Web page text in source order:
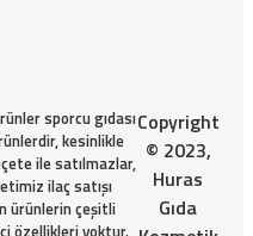
sporcu gıdası
kesinlikle
ile satılmazlar,
ilaç satışı
ürünlerin çeşitli
özellikleri yoktur.
Copyright
© 2023,
Huras
Gıda